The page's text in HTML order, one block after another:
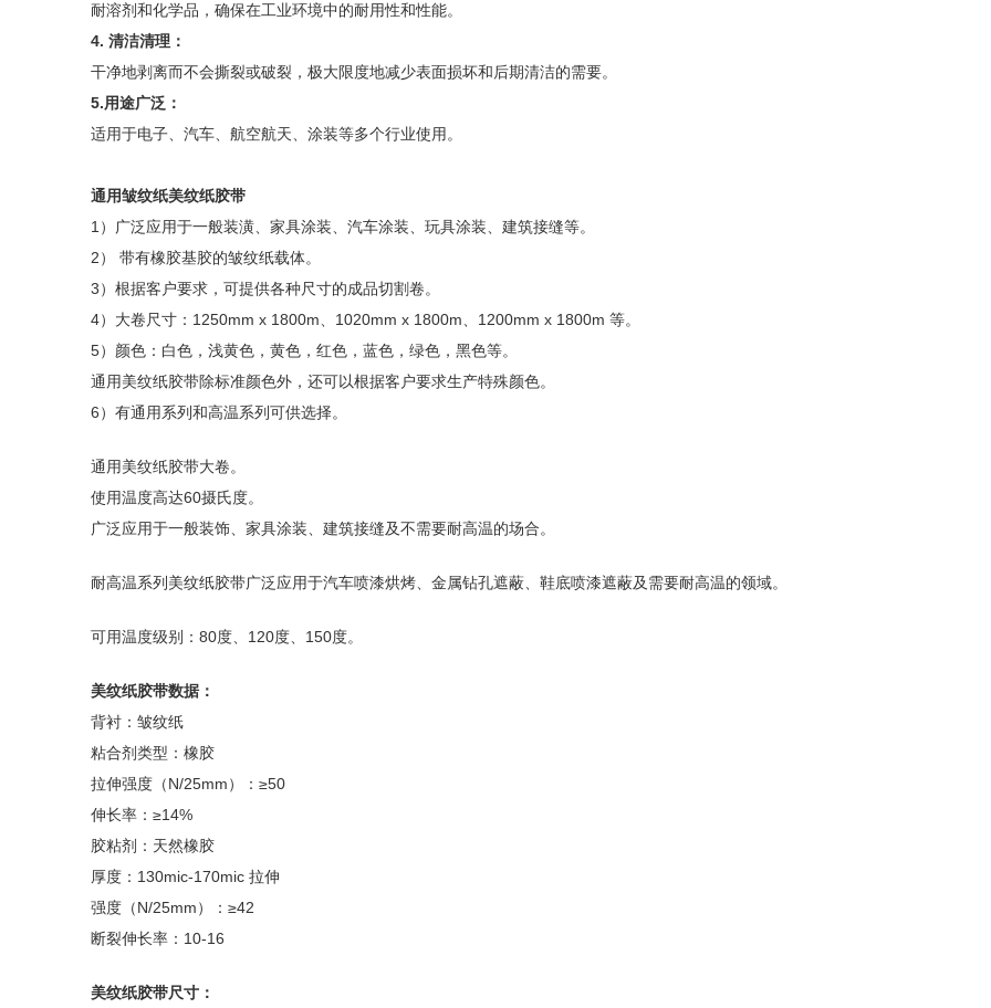
耐溶剂和化学品，确保在工业环境中的耐用性和性能。
4. 清洁清理：
干净地剥离而不会撕裂或破裂，极大限度地减少表面损坏和后期清洁的需要。
5.用途广泛：
适用于电子、汽车、航空航天、涂装等多个行业使用。
通用皱纹纸美纹纸胶带
1）广泛应用于一般装潢、家具涂装、汽车涂装、玩具涂装、建筑接缝等。
2） 带有橡胶基胶的皱纹纸载体。
3）根据客户要求，可提供各种尺寸的成品切割卷。
4）大卷尺寸：1250mm x 1800m、1020mm x 1800m、1200mm x 1800m 等。
5）颜色：白色，浅黄色，黄色，红色，蓝色，绿色，黑色等。
通用美纹纸胶带除标准颜色外，还可以根据客户要求生产特殊颜色。
6）有通用系列和高温系列可供选择。
通用美纹纸胶带大卷。
使用温度高达60摄氏度。
广泛应用于一般装饰、家具涂装、建筑接缝及不需要耐高温的场合。
耐高温系列美纹纸胶带广泛应用于汽车喷漆烘烤、金属钻孔遮蔽、鞋底喷漆遮蔽及需要耐高温的领域。
可用温度级别：80度、120度、150度。
美纹纸胶带数据：
背衬：皱纹纸
粘合剂类型：橡胶
拉伸强度（N/25mm）：≥50
伸长率：≥14%
胶粘剂：天然橡胶
厚度：130mic-170mic 拉伸
强度（N/25mm）：≥42
断裂伸长率：10-16
美纹纸胶带尺寸：